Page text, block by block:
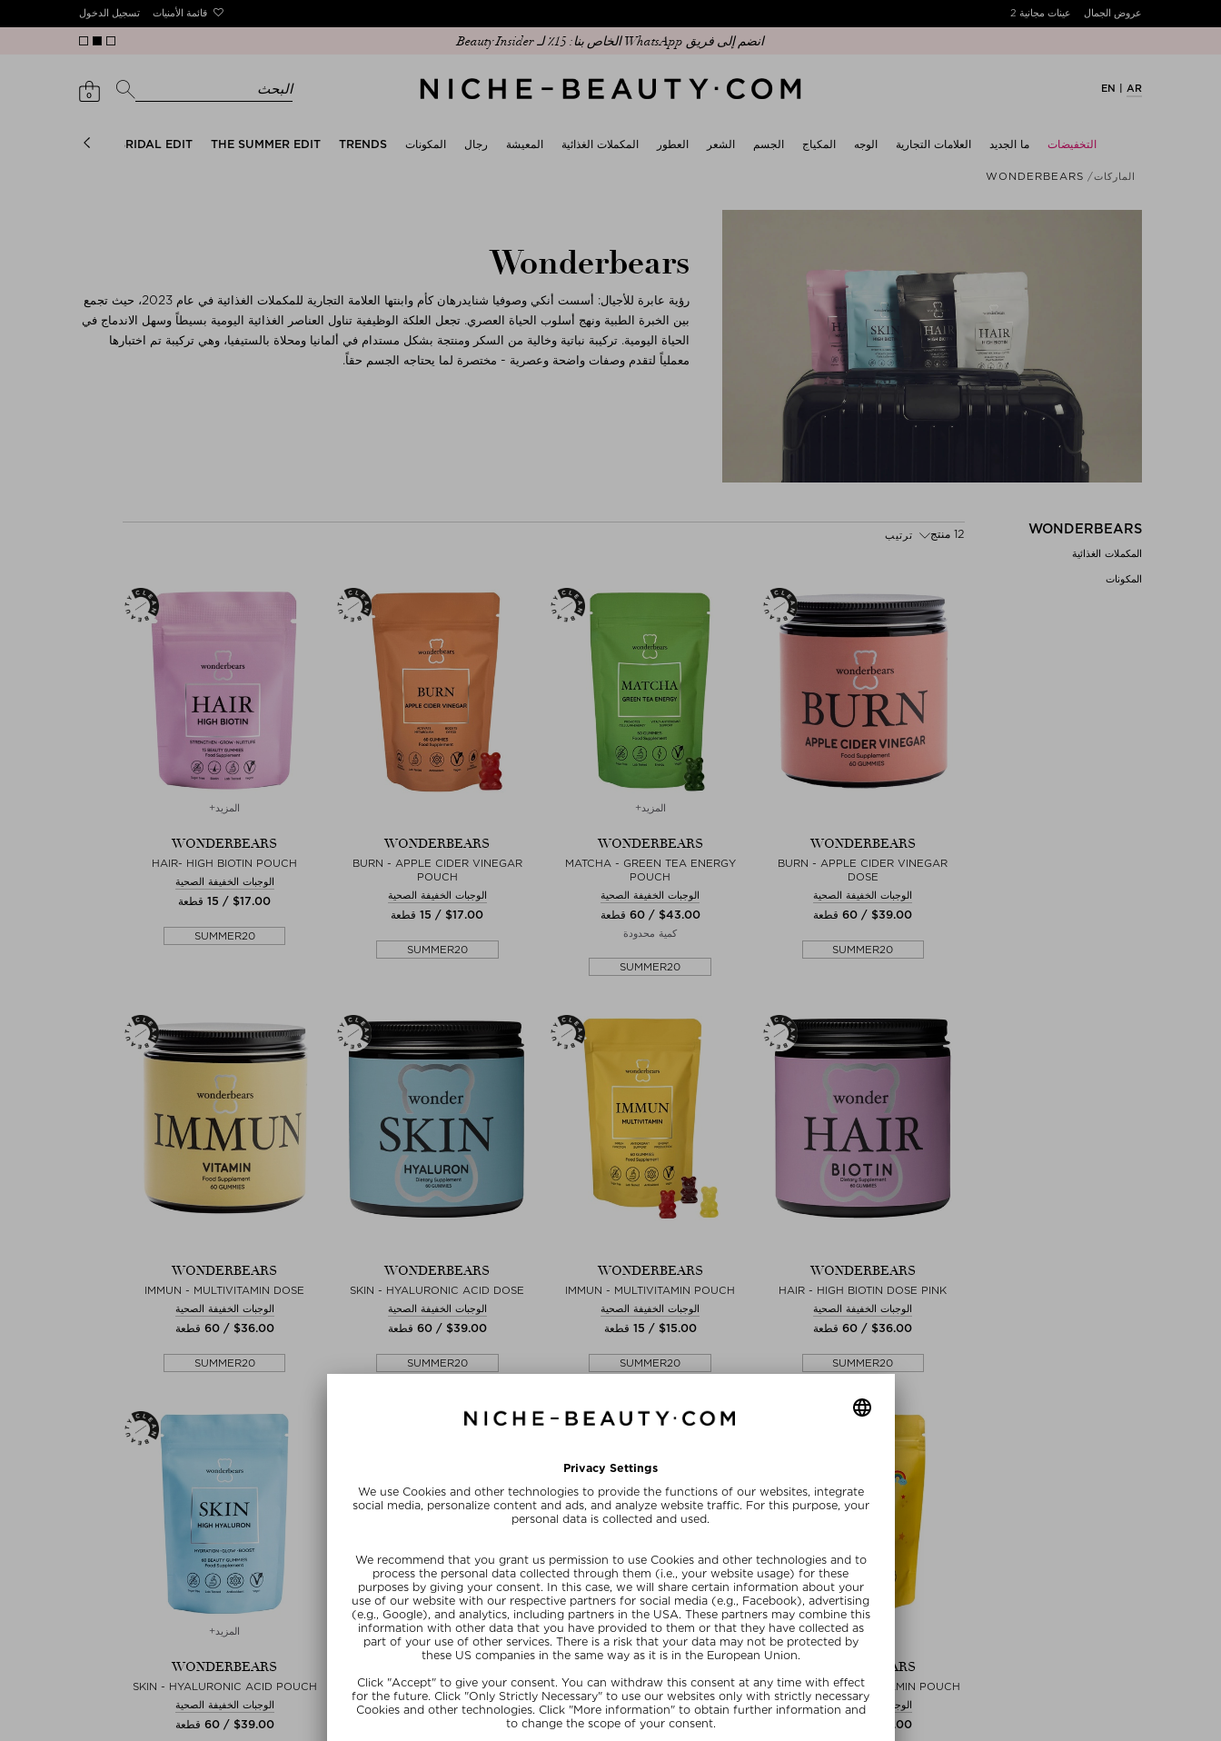
عروض الجمال عينات مجانية 2 قائمة الأمنيات تسجيل الدخول
انضم إلى فريق WhatsApp الخاص بنا: 15٪ لـ Beauty Insider
AR
EN البحث 0
التخفيضات ما الجديد العلامات التجارية الوجه المكياج الجسم الشعر العطور المكملات الغذائية المعيشة رجال المكونات TRENDS
THE SUMMER EDIT
BRIDAL EDIT
CLEAN IS COOL!
الماركات WONDERBEARS
Wonderbears
رؤية عابرة للأجيال: أسست أنكي وصوفيا شنايدرهان كأم وابنتها العلامة التجارية للمكملات الغذائية في عام 2023، حيث تجمع
بين الخبرة الطبية ونهج أسلوب الحياة العصري. تجعل العلكة الوظيفية تناول العناصر الغذائية اليومية بسيطاً وسهل الاندماج في
الحياة اليومية. تركيبة نباتية وخالية من السكر ومنتجة بشكل مستدام في ألمانيا ومحلاة بالستيفيا، وهي تركيبة تم اختبارها
معملياً لتقدم وصفات واضحة وعصرية - مختصرة لما يحتاجه الجسم حقاً.
WONDERBEARS
المكملات الغذائية
المكونات
12 منتج ترتيب
WONDERBEARS
BURN - APPLE CIDER VINEGAR
DOSE
الوجبات الخفيفة الصحية
$‌39.00 / 60 قطعة
SUMMER20
المزيد+
WONDERBEARS
MATCHA - GREEN TEA ENERGY
POUCH
الوجبات الخفيفة الصحية
$‌43.00 / 60 قطعة
كمية محدودة
SUMMER20
WONDERBEARS
BURN - APPLE CIDER VINEGAR
POUCH
الوجبات الخفيفة الصحية
$‌17.00 / 15 قطعة
SUMMER20
المزيد+
WONDERBEARS
HAIR- HIGH BIOTIN POUCH
الوجبات الخفيفة الصحية
$‌17.00 / 15 قطعة
SUMMER20
WONDERBEARS
HAIR - HIGH BIOTIN DOSE PINK
الوجبات الخفيفة الصحية
$‌36.00 / 60 قطعة
SUMMER20
WONDERBEARS
IMMUN - MULTIVITAMIN POUCH
الوجبات الخفيفة الصحية
$‌15.00 / 15 قطعة
SUMMER20
WONDERBEARS
SKIN - HYALURONIC ACID DOSE
الوجبات الخفيفة الصحية
$‌39.00 / 60 قطعة
SUMMER20
WONDERBEARS
IMMUN - MULTIVITAMIN DOSE
الوجبات الخفيفة الصحية
$‌36.00 / 60 قطعة
SUMMER20
المزيد+
WONDERBEARS
IMMUN -KIDS MULTIVITAMIN POUCH
الوجبات الخفيفة الصحية
$‌36.00 / 60 قطعة
MATCHA - GREEN TEA ENERGY
DOSE
الوجبات الخفيفة الصحية
IMMUN -KIDS MULTIVITAMIN DOSE
الوجبات الخفيفة الصحية
المزيد+
WONDERBEARS
SKIN - HYALURONIC ACID POUCH
الوجبات الخفيفة الصحية
$‌39.00 / 60 قطعة